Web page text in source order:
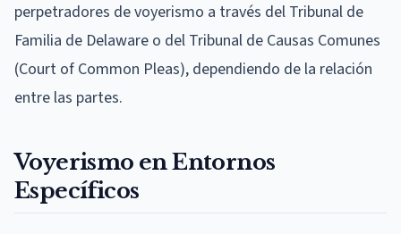
perpetradores de voyerismo a través del Tribunal de
Familia de Delaware o del Tribunal de Causas Comunes
(Court of Common Pleas), dependiendo de la relación
entre las partes.
Voyerismo en Entornos
Específicos